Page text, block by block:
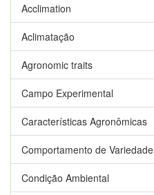
Acclimation
Aclimatação
Agronomic traits
Campo Experimental
Características Agronômicas
Comportamento de Variedade
Condição Ambiental